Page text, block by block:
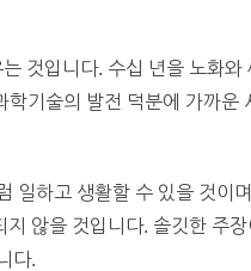
것입니다. 수십 년을 노화
기술의 발전 덕분에 가까
일하고 생활할 수 있을 것이
않을 것입니다. 솔깃한 주
다.